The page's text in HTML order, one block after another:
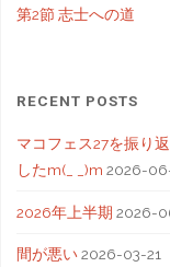
第2節 志士への道
RECENT POSTS
マコフェス27を振り
したm(_ _)m 2026-
2026年上半期 2026-
間が悪い 2026-03-21